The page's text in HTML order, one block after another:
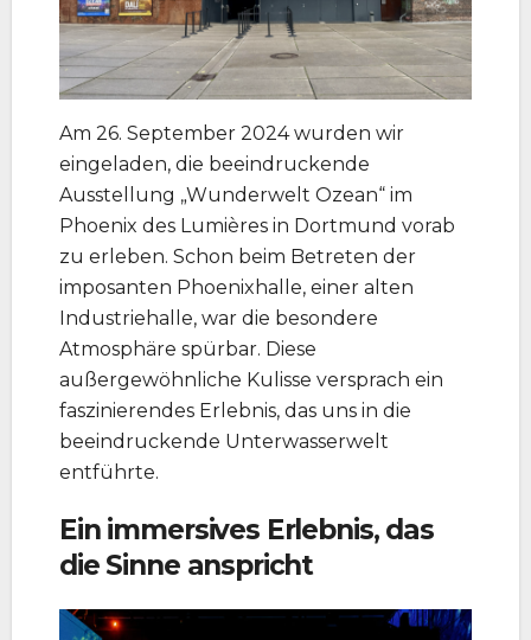
Am 26. September 2024 wurden wir
eingeladen, die beeindruckende
Ausstellung „Wunderwelt Ozean“ im
Phoenix des Lumières in Dortmund vorab
zu erleben. Schon beim Betreten der
imposanten Phoenixhalle, einer alten
Industriehalle, war die besondere
Atmosphäre spürbar. Diese
außergewöhnliche Kulisse versprach ein
faszinierendes Erlebnis, das uns in die
beeindruckende Unterwasserwelt
entführte.
Ein immersives Erlebnis, das
die Sinne anspricht